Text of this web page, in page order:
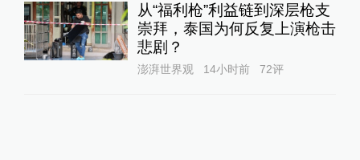
从“福利枪”利益链到深层枪支
崇拜，泰国为何反复上演枪击
悲剧？
澎湃世界观 14小时前 72评